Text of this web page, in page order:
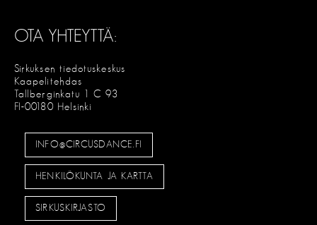
OTA YHTEYTTÄ:
Sirkuksen tiedotuskeskus
Kaapelitehdas
Tallberginkatu 1 C 93
FI-00180 Helsinki
INFO@CIRCUSDANCE.FI
HENKILÖKUNTA JA KARTTA
SIRKUSKIRJASTO